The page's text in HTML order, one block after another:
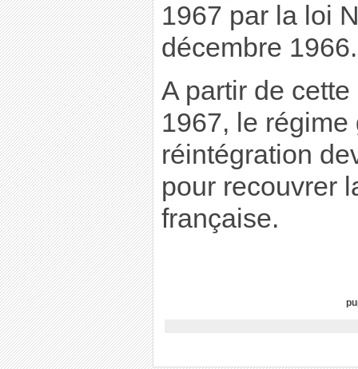
1967 par la loi
décembre 1966.
A partir de
1967, le
réintégration
pour recouvrer
française.